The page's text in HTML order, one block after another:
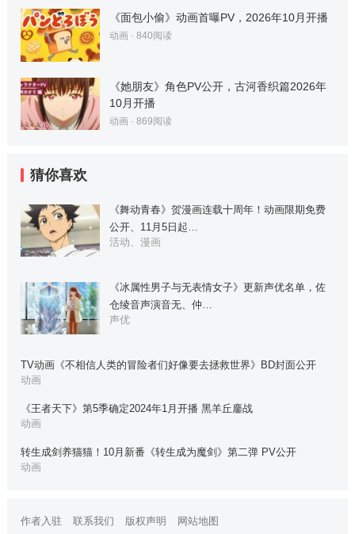
《面包小偷》动画首曝PV，2026年10月开播
动画· 840阅读
《她朋友》角色PV公开，古河香织篇2026年
10月开播
动画· 869阅读
猜你喜欢
《舞动青春》贺漫画连载十周年！动画限期免费
公开、11月5日起…
活动、漫画
《冰属性男子与无表情女子》更新声优名单，佐
仓绫音声演音无、仲…
声优
TV动画《不相信人类的冒险者们好像要去拯救世界》BD封面公开
动画
《王者天下》第5季确定2024年1月开播 黑羊丘鏖战
动画
转生成剑养猫猫！10月新番《转生成为魔剑》第二弹 PV公开
动画
作者入驻 联系我们 版权声明 网站地图